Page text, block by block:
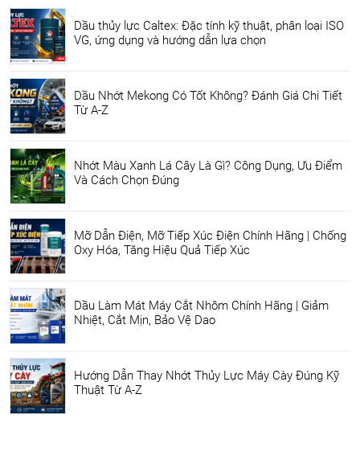
Dầu thủy lực Caltex: Đặc tính kỹ thuật, phân loại ISO
VG, ứng dụng và hướng dẫn lựa chọn
Dầu Nhớt Mekong Có Tốt Không? Đánh Giá Chi Tiết
Từ A-Z
Nhớt Màu Xanh Lá Cây Là Gì? Công Dụng, Ưu Điểm
Và Cách Chọn Đúng
Mỡ Dẫn Điện, Mỡ Tiếp Xúc Điện Chính Hãng | Chống
Oxy Hóa, Tăng Hiệu Quả Tiếp Xúc
Dầu Làm Mát Máy Cắt Nhôm Chính Hãng | Giảm
Nhiệt, Cắt Mịn, Bảo Vệ Dao
Hướng Dẫn Thay Nhớt Thủy Lực Máy Cày Đúng Kỹ
Thuật Từ A-Z